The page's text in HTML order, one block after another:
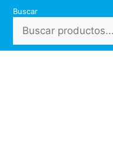
Saltar
contenido
Buscar